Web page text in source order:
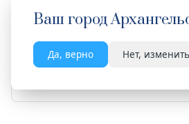
Ваш город
Да, верно Нет, изменить
Весь сайт